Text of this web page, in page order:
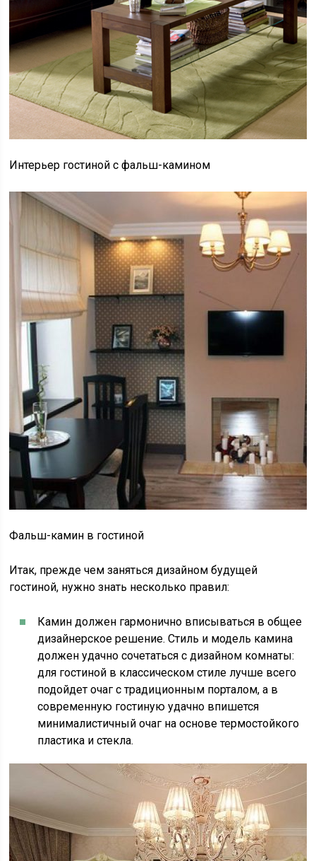
Интерьер гостиной с фальш-камином
Фальш-камин в гостиной
Итак, прежде чем заняться дизайном будущей
гостиной, нужно знать несколько правил:
Камин должен гармонично вписываться в общее
дизайнерское решение. Стиль и модель камина
должен удачно сочетаться с дизайном комнаты:
для гостиной в классическом стиле лучше всего
подойдет очаг с традиционным порталом, а в
современную гостиную удачно впишется
минималистичный очаг на основе термостойкого
пластика и стекла.